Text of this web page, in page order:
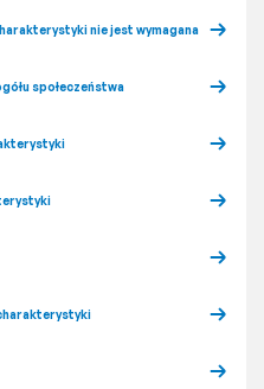
nie jest wymagana
społeczeństwa